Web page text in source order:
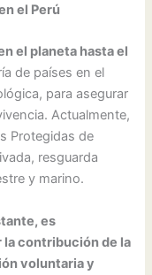
el Perú
el planeta hasta el
de países en el
para asegurar
Actualmente,
Protegidas de
resguarda
y marino.
es
contribución de la
voluntaria y